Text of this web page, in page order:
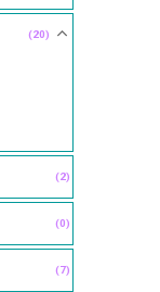
(20)
(2)
(0)
(7)